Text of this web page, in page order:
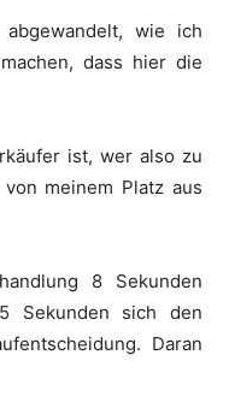
wie ich
dass hier die
ist, wer also zu
meinem Platz aus
8 Sekunden
Sekunden sich den
Daran